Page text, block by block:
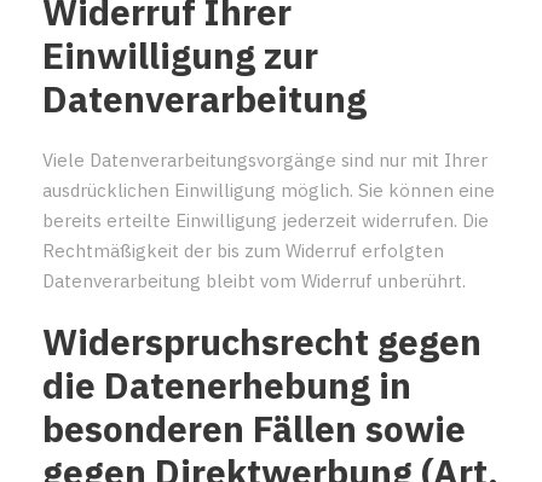
Widerruf Ihrer
Einwilligung zur
Datenverarbeitung
Viele Datenverarbeitungsvorgänge sind nur mit Ihrer
ausdrücklichen Einwilligung möglich. Sie können eine
bereits erteilte Einwilligung jederzeit widerrufen. Die
Rechtmäßigkeit der bis zum Widerruf erfolgten
Datenverarbeitung bleibt vom Widerruf unberührt.
Widerspruchsrecht gegen
die Datenerhebung in
besonderen Fällen sowie
gegen Direktwerbung (Art.